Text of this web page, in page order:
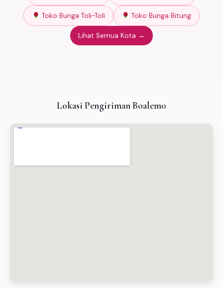
Toko Bunga Toli-Toli Toko Bunga Bitung
Lihat Semua Kota →
Lokasi Pengiriman Boalemo